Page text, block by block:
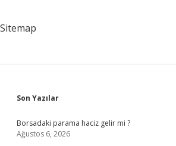
Sitemap
Sidebar
Son Yazılar
Borsadaki parama haciz gelir mi ?
Ağustos 6, 2026